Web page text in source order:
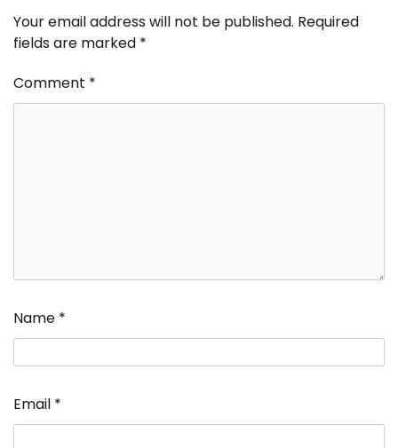
Your email address will not be published. Required
fields are marked *
Comment *
Name *
Email *